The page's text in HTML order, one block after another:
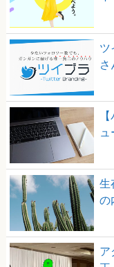
ツ
生
の
ア